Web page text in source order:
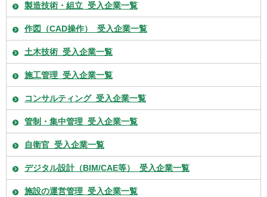
製造技術・組立_受入企業一覧
作図（CAD操作）_受入企業一覧
土木技術_受入企業一覧
施工管理_受入企業一覧
コンサルティング_受入企業一覧
管制・集中管理_受入企業一覧
自衛官_受入企業一覧
デジタル設計（BIM/CAE等）_受入企業一覧
施設の運営管理_受入企業一覧